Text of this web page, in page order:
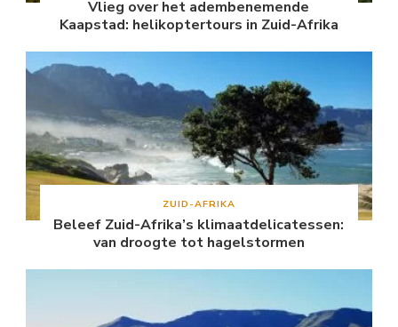
Vlieg over het adembenemende
Kaapstad: helikoptertours in Zuid-Afrika
ZUID-AFRIKA
Beleef Zuid-Afrika’s klimaatdelicatessen:
van droogte tot hagelstormen